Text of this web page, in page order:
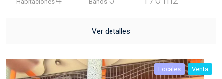
Habitaciones Baños
Ver detalles
Locales Venta